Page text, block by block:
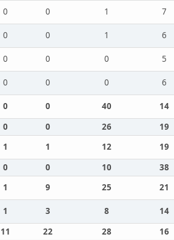
0 0 1
7
0 0 1
6
0 0 0
5
0 0 0
6
0 0 40
14
0 0 26
19
1 1 12
19
0 0 10
38
1 9 25
21
1 3 8
14
11 22 28
16